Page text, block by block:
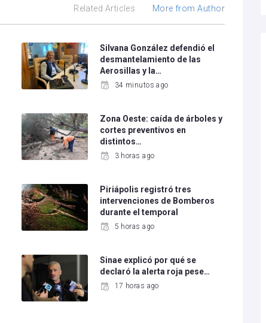
Related Articles More from Author
Silvana González defendió el
desmantelamiento de las
Aerosillas y la…
34 minutos ago
Zona Oeste: caída de árboles y
cortes preventivos en
distintos…
3 horas ago
Piriápolis registró tres
intervenciones de Bomberos
durante el temporal
5 horas ago
Sinae explicó por qué se
declaró la alerta roja pese…
17 horas ago